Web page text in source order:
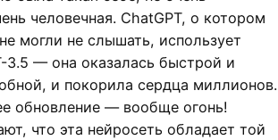
человечная. ChatGPT, о котором
могли не слышать, использует
3.5 — она оказалась быстрой и
и покорила сердца миллионов.
обновление — вообще огонь!
что эта нейросеть обладает той